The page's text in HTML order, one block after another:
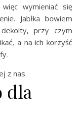
wymieniać się
Jabłka bowiem
przy czym
a na ich korzyść
z nas
dla